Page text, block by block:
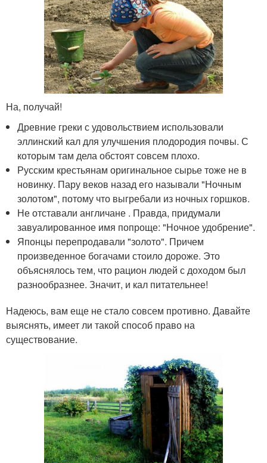
На, получай!
Древние греки с удовольствием использовали
эллинский кал для улучшения плодородия почвы. С
которым там дела обстоят совсем плохо.
Русским крестьянам оригинальное сырье тоже не в
новинку. Пару веков назад его называли "Ночным
золотом", потому что выгребали из ночных горшков.
Не отставали англичане . Правда, придумали
завуалированное имя попроще: "Ночное удобрение".
Японцы перепродавали "золото". Причем
произведенное богачами стоило дороже. Это
объяснялось тем, что рацион людей с доходом был
разнообразнее. Значит, и кал питательнее!
Надеюсь, вам еще не стало совсем противно. Давайте
выяснять, имеет ли такой способ право на
существование.